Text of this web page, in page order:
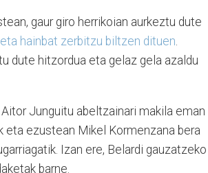
gaur giro herrikoian aurkeztu dute
hainbat zerbitzu biltzen dituen.
dute hitzordua eta gelaz gela azaldu
Junguitu abeltzainari makila eman
eta ezustean Mikel Kormenzana bera
Izan ere, Belardi gauzatzeko
barne.